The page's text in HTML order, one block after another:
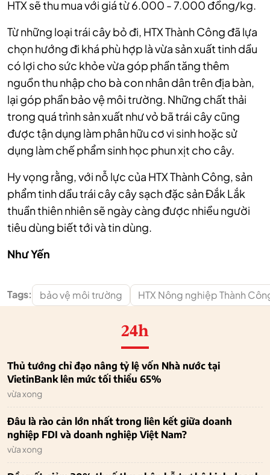
HTX sẽ thu mua với giá từ 6.000 - 7.000 đồng/kg.
Từ những loại trái cây bỏ đi, HTX Thành Công đã lựa
chọn hướng đi khá phù hợp là vừa sản xuất tinh dầu
có lợi cho sức khỏe vừa góp phần tăng thêm
nguồn thu nhập cho bà con nhân dân trên địa bàn,
lại góp phần bảo vệ môi trường. Những chất thải
trong quá trình sản xuất như vỏ bã trái cây cũng
được tận dụng làm phân hữu cơ vi sinh hoặc sử
dụng làm chế phẩm sinh học phun xịt cho cây.
Hy vọng rằng, với nỗ lực của HTX Thành Công, sản
phẩm tinh dầu trái cây cây sạch đặc sản Đắk Lắk
thuần thiên nhiênsẽ ngày càng được nhiều người
tiêu dùng biết tới và tin dùng.
Như Yến
Tags: bảo vệ môi trường HTX Nông nghiệp Thành
24h
Thủ tướng chỉ đạo nâng tỷ lệ vốn Nhà nước tại
VietinBank lên mức tối thiểu 65%
vừa xong
Đâu là rào cản lớn nhất trong liên kết giữa doanh
nghiệp FDI và doanh nghiệp Việt Nam?
vừa xong